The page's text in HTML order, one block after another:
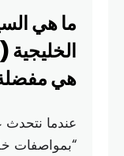
ما هي
هي
عندما نتحدث
“بمواصفات